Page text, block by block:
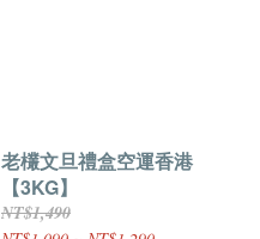
老欉文旦禮盒空運香港
【3KG】
NT$1,490